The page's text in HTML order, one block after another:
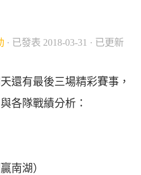
· 已發表 2018-03-31 · 已更新
還有最後三場精彩賽事，
各隊戰績分析：
南湖）